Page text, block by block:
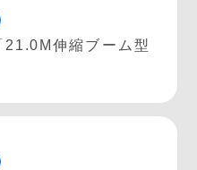
伸縮ブーム型